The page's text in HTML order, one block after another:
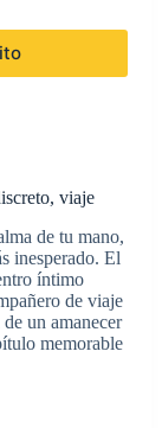
viaje
de tu mano,
inesperado. El
íntimo
de viaje
un amanecer
memorable